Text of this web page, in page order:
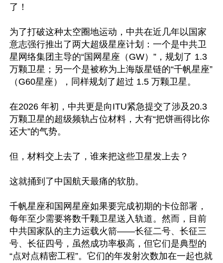
了！
为了打破这种太空圈地运动，中共在近几年以国家
意志强行推出了两大超级星座计划：一个是中共卫
星网络集团主导的“国网星座（GW）”，规划了 1.3
万颗卫星；另一个是被称为上海版星链的“千帆星座”
（G60星座），同样规划了超过 1.5 万颗卫星。
在2026 年初，中共更是向ITU紧急提交了涉及20.3
万颗卫星的超级频轨占位材料，大有“把饼画得比你
还大”的气势。
但，材料交上去了，谁来把这些卫星发上去？
这就捅到了中国航天最痛的软肋。
千帆星座和国网星座如果要完成初期的卡位部署，
每年至少需要将数千颗卫星送入轨道。然而，目前
中共国家队的主力运载火箭——长征二号、长征三
号、长征四号，虽然成功率极高，但它们是典型的
“点对点精密工程”。它们的年发射次数加在一起也就